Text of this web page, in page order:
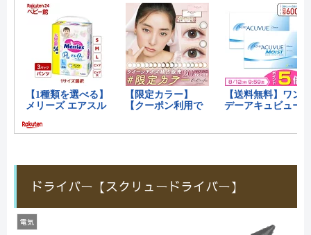
ドライバー【スクリュードライバー】
電気